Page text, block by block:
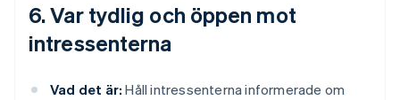
6. Var tydlig och öppen mot
intressenterna
Vad det är: Håll intressenterna informerade om